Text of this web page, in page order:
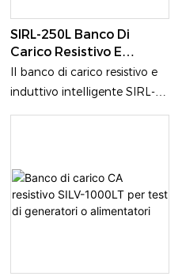
principale vantaggio risiede
nell'innovativo sistema di
raffreddamento a liquido,
che garantisce un
funzionamento stabile alla
massima potenza nominale,
rumorosità nell'ambiente di
prova, risultando ideale per
strutture di prova interne
sono impraticabili.
SIRL-250L Banco Di
Carico Resistivo E
Induttivo Intelligente Da
250 KVA Per Il Collaudo
Il banco di carico resistivo e
induttivo intelligente SIRL-
250L da 250 kVA è
di generatori diesel, sistemi
UPS, apparecchiature di
distribuzione dell'energia e